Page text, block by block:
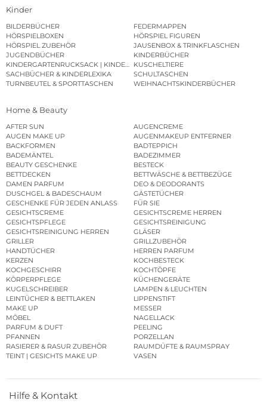
Kinder
BILDERBÜCHER
FEDERMAPPEN
HÖRSPIELBOXEN
HÖRSPIEL FIGUREN
HÖRSPIEL ZUBEHÖR
JAUSENBOX & TRINKFLASCHEN
JUGENDBÜCHER
KINDERBÜCHER
KINDERGARTENRUCKSACK | KINDERGARTENBEUTEL
KUSCHELTIERE
SACHBÜCHER & KINDERLEXIKA
SCHULTASCHEN
TURNBEUTEL & SPORTTASCHEN
WEIHNACHTSKINDERBÜCHER
Home & Beauty
AFTER SUN
AUGENCREME
AUGEN MAKE UP
AUGENMAKEUP ENTFERNER
BACKFORMEN
BADTEPPICH
BADEMÄNTEL
BADEZIMMER
BEAUTY GESCHENKE
BESTECK
BETTDECKEN
BETTWÄSCHE & BETTBEZÜGE
DAMEN PARFUM
DEO & DEODORANTS
DUSCHGEL & BADESCHAUM
GÄSTETÜCHER
GESCHENKE FÜR JEDEN ANLASS
FÜR SIE
GESICHTSCREME
GESICHTSCREME HERREN
GESICHTSPFLEGE
GESICHTSREINIGUNG
GESICHTSREINIGUNG HERREN
GLÄSER
GRILLER
GRILLZUBEHÖR
HANDTÜCHER
HERREN PARFUM
KERZEN
KOCHBESTECK
KOCHGESCHIRR
KOCHTÖPFE
KÖRPERPFLEGE
KÜCHENGERÄTE
KUGELSCHREIBER
LAMPEN & LEUCHTEN
LEINTÜCHER & BETTLAKEN
LIPPENSTIFT
MAKE UP
MESSER
MÖBEL
NAGELLACK
PARFUM & DUFT
PEELING
PFANNEN
PORZELLAN
RASIERER & RASUR ZUBEHÖR
RAUMDÜFTE & RAUMSPRAY
TEINT | GESICHTS MAKE UP
VASEN
Hilfe & Kontakt